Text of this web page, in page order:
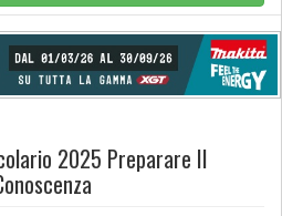
2025 Preparare Il